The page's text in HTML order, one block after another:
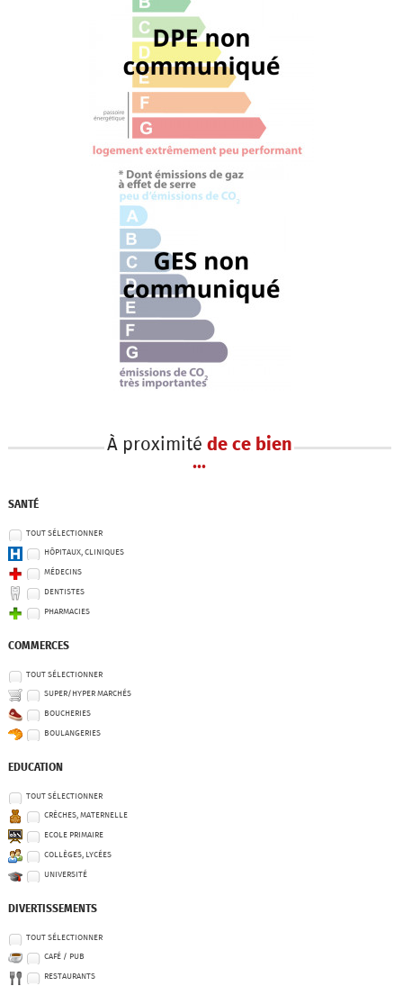
À proximité de ce bien
...
SANTÉ
TOUT SÉLECTIONNER
HÔPITAUX, CLINIQUES
MÉDECINS
DENTISTES
PHARMACIES
COMMERCES
TOUT SÉLECTIONNER
SUPER/HYPER MARCHÉS
BOUCHERIES
BOULANGERIES
EDUCATION
TOUT SÉLECTIONNER
CRÈCHES, MATERNELLE
ECOLE PRIMAIRE
COLLÈGES, LYCÉES
UNIVERSITÉ
DIVERTISSEMENTS
TOUT SÉLECTIONNER
CAFÉ / PUB
RESTAURANTS